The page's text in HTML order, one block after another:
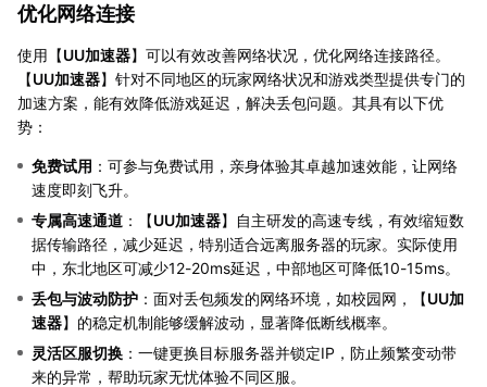
优化网络连接
使用【UU加速器】可以有效改善网络状况，优化网络连接路径。
【UU加速器】针对不同地区的玩家网络状况和游戏类型提供专门的
加速方案，能有效降低游戏延迟，解决丢包问题。其具有以下优
势：
免费试用 ：可参与免费试用，亲身体验其卓越加速效能，让网络
速度即刻飞升。
专属高速通道 ：【UU加速器】自主研发的高速专线，有效缩短数
据传输路径，减少延迟，特别适合远离服务器的玩家。实际使用
中，东北地区可减少12-20ms延迟，中部地区可降低10-15ms。
丢包与波动防护 ：面对丢包频发的网络环境，如校园网，【UU加
速器】的稳定机制能够缓解波动，显著降低断线概率。
灵活区服切换 ：一键更换目标服务器并锁定IP，防止频繁变动带
来的异常，帮助玩家无忧体验不同区服。